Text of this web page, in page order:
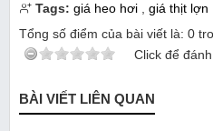
Tags: giá heo hơi , giá thịt lợn
Tổng số điểm của bài viết là: 0
Click để
BÀI VIẾT LIÊN QUAN